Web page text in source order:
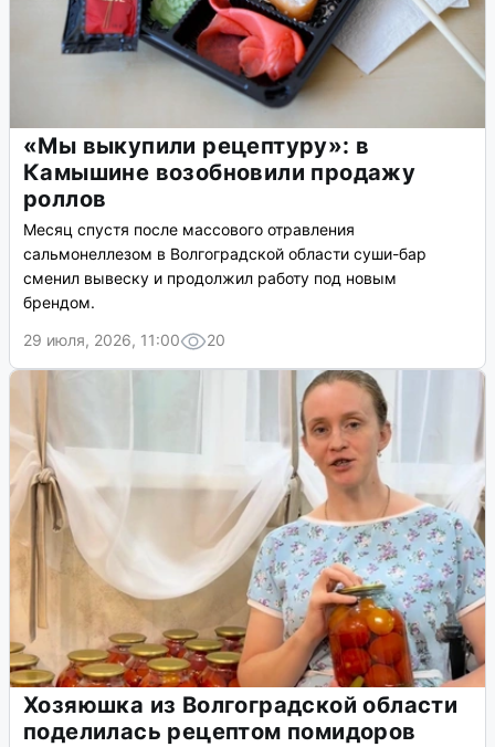
«Мы выкупили рецептуру»: в
Камышине возобновили продажу
роллов
Месяц спустя после массового отравления
сальмонеллезом в Волгоградской области суши-бар
сменил вывеску и продолжил работу под новым
брендом.
29 июля, 2026, 11:00
20
Хозяюшка из Волгоградской области
поделилась рецептом помидоров